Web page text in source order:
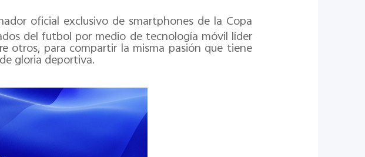
oficial exclusivo de smartphones de la Copa
del futbol por medio de tecnología móvil líder
otros, para compartir la misma pasión que tiene
gloria deportiva.